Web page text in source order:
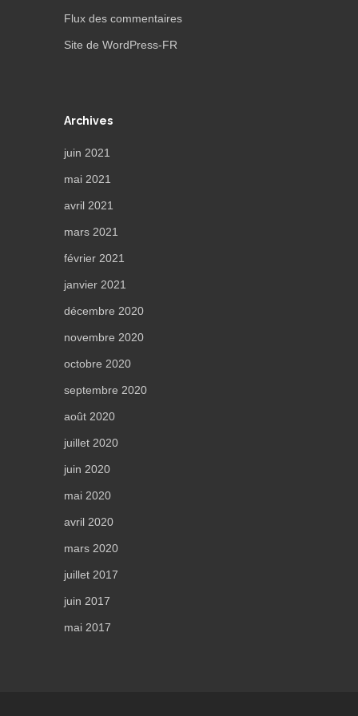
Flux des commentaires
Site de WordPress-FR
Archives
juin 2021
mai 2021
avril 2021
mars 2021
février 2021
janvier 2021
décembre 2020
novembre 2020
octobre 2020
septembre 2020
août 2020
juillet 2020
juin 2020
mai 2020
avril 2020
mars 2020
juillet 2017
juin 2017
mai 2017